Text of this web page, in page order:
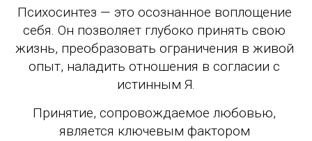
Психосинтез — это осознанное воплощение
себя. Он позволяет глубоко принять свою
жизнь, преобразовать ограничения в живой
опыт, наладить отношения в согласии с
истинным Я.
Принятие, сопровождаемое любовью,
является ключевым фактором